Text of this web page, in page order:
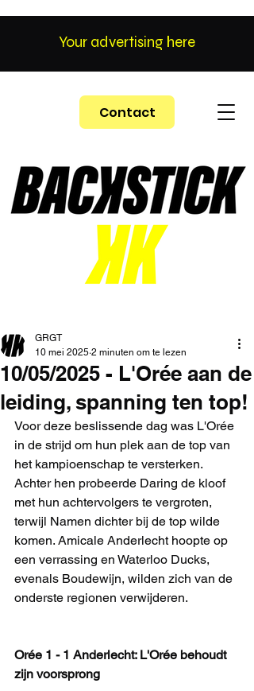
Contact
Your advertising here
10/05/2025 - L'Orée aan de
leiding, spanning ten top!
GRGT
10 mei 2025 2 minuten om te lezen
Voor deze beslissende dag was L'Orée
in de strijd om hun plek aan de top van
het kampioenschap te versterken.
Achter hen probeerde Daring de kloof
met hun achtervolgers te vergroten,
terwijl Namen dichter bij de top wilde
komen. Amicale Anderlecht hoopte op
een verrassing en Waterloo Ducks,
evenals Boudewijn, wilden zich van de
onderste regionen verwijderen.
Orée 1 - 1 Anderlecht: L'Orée behoudt
zijn voorsprong